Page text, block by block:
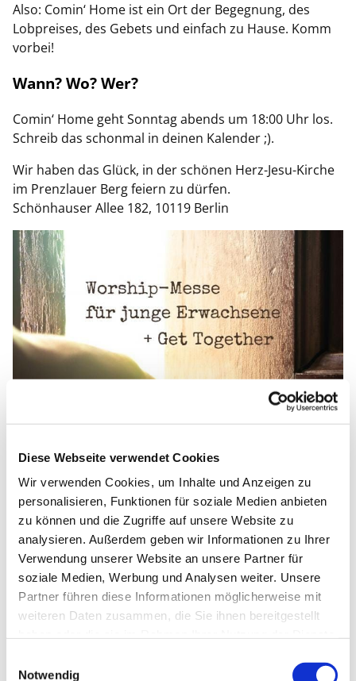
Diese Webseite verwendet Cookies
Wir verwenden Cookies, um Inhalte und Anzeigen zu
personalisieren, Funktionen für soziale Medien anbieten
zu können und die Zugriffe auf unsere Website zu
analysieren. Außerdem geben wir Informationen zu Ihrer
Verwendung unserer Website an unsere Partner für
soziale Medien, Werbung und Analysen weiter. Unsere
Partner führen diese Informationen möglicherweise mit
weiteren Daten zusammen, die Sie ihnen bereitgestellt
Notwendig
Also: Comin‘ Home ist ein Ort der Begegnung, des
Lobpreises, des Gebets und einfach zu Hause. Komm
vorbei!
Wann? Wo? Wer?
Comin‘ Home geht Sonntag abends um 18:00 Uhr los.
Schreib das schonmal in deinen Kalender ;).
Wir haben das Glück, in der schönen Herz-Jesu-Kirche
im Prenzlauer Berg feiern zu dürfen.
Schönhauser Allee 182, 10119 Berlin